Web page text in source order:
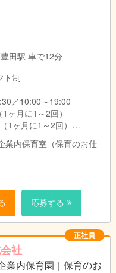
田駅 車で12分
ト制
／10:00～19:00
月に1～2回）
ヶ月に1～2回）
2ヶ月に1～2回）
2ヶ月に1～2回）
給
支給
支給
業内保育室（保育のお仕
応募する
正社員
社
業内保育園｜保育のお